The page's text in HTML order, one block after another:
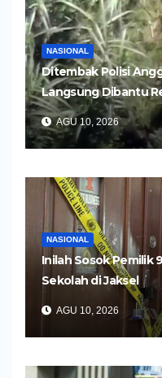
NASIONAL
Ditembak Polisi
Langsung Dibantu
AGU 10, 2026
NASIONAL
Inilah Sosok Pemilik
Sekolah di Jaksel
AGU 10, 2026